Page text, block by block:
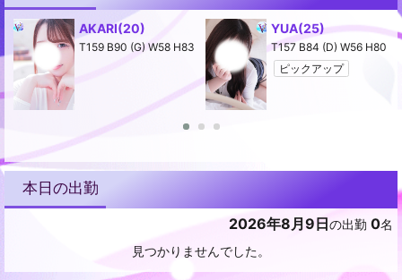
AKARI(20)
T159 B90 (G) W58 H83
YUA(25)
T157 B84 (D) W56 H80
ピックアップ
本日の出勤
2026年8月9日の出勤 0名
見つかりませんでした。